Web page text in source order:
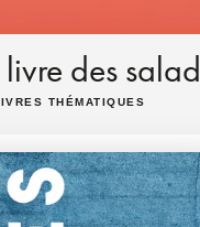
des
THÉMATIQUES